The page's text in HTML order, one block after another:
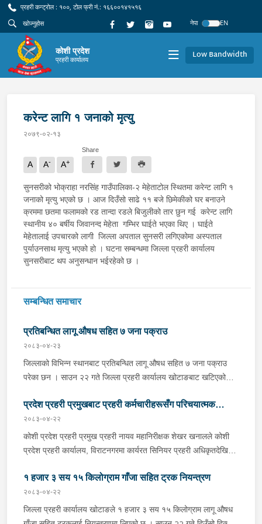
प्रहरी कन्ट्रोल : १००, टोल फ्री नं.: १६६००१४१५१६
नेपा
EN
कोशी प्रदेश
प्रहरी कार्यालय Low Bandwidth
करेन्ट लागि १ जनाको मृत्यु
२०७९-०२-१३
A A- A+
Share
सुनसरीको भोक्राहा नरसिंह गाउँपालिका-२ मेहेताटोल स्थितमा करेन्ट लागि १
जनाको मृत्यु भएको छ । आज दिउँसो साढे ११ बजे छिमेकीको घर बनाउने
क्रममा छतमा फलामको रड तान्दा रडले बिजुलीको तार छुन गई करेन्ट लागि
स्थानीय ४० बर्षीय जिवानन्द मेहेता गम्भिर घाईते भएका थिए । घाईते
मेहेतालाई उपचारको लागी जिल्ला अपताल सुनसरी लगिएकोमा अस्पताल
पुर्याउनसाथ मृत्यु भएको हो । घटना सम्बन्धमा जिल्ला प्रहरी कार्यालय
सुनसरीबाट थप अनुसन्धान भईरहेको छ ।
सम्बन्धित समाचार
प्रतिबन्धित लागू औषध सहित ७ जना पक्राउ
२०८३-०४-२३
जिल्लाको विभिन्न स्थानबाट प्रतिबन्धित लागू औषध सहित ७ जना पक्राउ
परेका छन । साउन २२ गते जिल्ला प्रहरी कार्यालय खोटाङबाट खटिएको
स्थित मध्यपहाडी लोकमार्गको जंगलमा शंकास्पद अवस्थामा रोकिराखेको
प्र.१-०२-००२ ख ००८३ नम्बरको ट्रक चेकजाँच गर्दा चालक बस्ने भाग र
पछाडिको डालाको बिचमा फल्स बटम बनाई लुकाई छिपाई राखेको अवस्थामा
१३ सय १५ किलो गाँजा फेला पारी ट्रक नियन्त्रणमा लिएको छ । त्यसैगरी
संयुक्त टोलीले मोरङको विराटनगर महानगरपालिका-१५ सुनसरी आयल्स
ट्रेडर्स अगाडिबाट भारत बिहार अररिया जिल्ला जोगवनी बस्ने २२ वर्षीय
साहिल पाण्डे र मोरङ बेलबारी नगरपालिका-११ बस्ने ५३ वर्षीय प्रकाश
राईलाई १४ ग्राम २७० मिलिग्राम ब्राउन सुगर सहित नियन्त्रणमा लिएको छ
प्रदेश प्रहरी प्रमुखबाट प्रहरी कर्मचारीहरूसँग परिचयात्मक
भेटघाट तथा अन्तरक्रिया
२०८३-०४-२२
कोशी प्रदेश प्रहरी प्रमुख प्रहरी नायव महानिरीक्षक शेखर खनालले कोशी
प्रदेश प्रहरी कार्यालय, विराटनगरमा कार्यरत सिनियर प्रहरी अधिकृतदेखि
अन्तरक्रिया गर्नुभएको छ । साउन २२ गते कोशी प्रदेश प्रहरी कार्यालयको
सभाहलमा आयोजित कार्यक्रममा उहाँले अन्तरक्रियाका क्रममा प्रहरी
कर्मचारीहरूले उठाएका समस्या, गुनासा, जिज्ञासा तथा सुझावहरूलाई
गम्भीरतापूर्वक सुनुवाई गर्नुका साथै संगठनको नीति, कानुनी व्यवस्था र उपलब्ध
१ हजार ३ सय १५ किलोग्राम गाँजा सहित ट्रक नियन्त्रण
२०८३-०४-२२
जिल्ला प्रहरी कार्यालय खोटाङले १ हजार ३ सय १५ किलोग्राम लागू औषध